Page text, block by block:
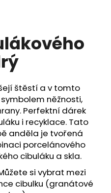
štěstí a v tomto
něžnosti,
Perfektní dárek
i recyklace. Tato
anděla je tvořená
porcelánového
cibuláku a skla.
si vybrat mezi
cibulku (granátové